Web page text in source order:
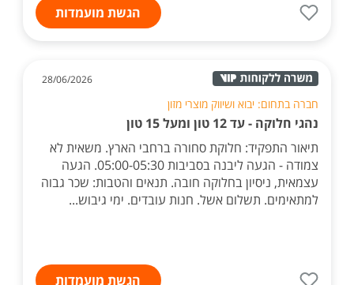
הגשת מועמדות
28/06/2026
חברה בתחום: יבוא ושיווק מוצרי מזון
נהגי חלוקה - עד 12 טון ומעל 15 טון
תיאור התפקיד: חלוקת סחורה ברחבי הארץ. משאית לא
צמודה - הגעה ליבנה בסביבות 05:00-05:30. הגעה
עצמאית, ניסיון בחלוקה חובה. תנאים והטבות: שכר גבוה
למתאימים. תשלום אשל. חנות עובדים. ימי גיבוש...
הגשת מועמדות